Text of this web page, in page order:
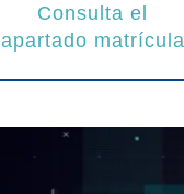
Consulta el
apartado matrícula